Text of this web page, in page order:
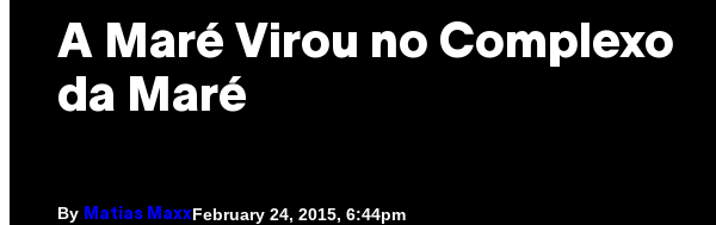
A Maré Virou no Complexo
da Maré
By Matias MaxxFebruary 24, 2015, 6:44pm